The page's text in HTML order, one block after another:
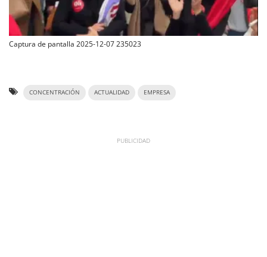
Captura de pantalla 2025-12-07 235023
CONCENTRACIÓN ACTUALIDAD EMPRESA